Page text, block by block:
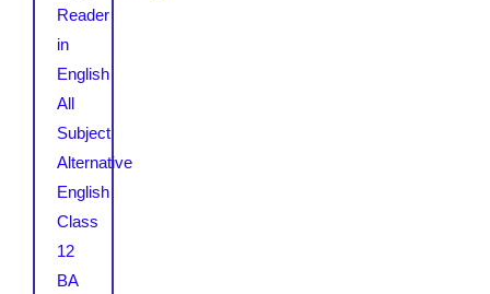
Reader
in
English
All
Subject
Alternative
English
Class
12
BA